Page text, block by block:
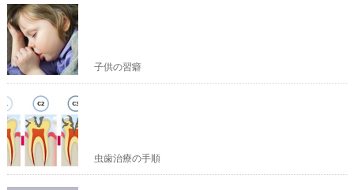
子供の習癖
虫歯治療の手順